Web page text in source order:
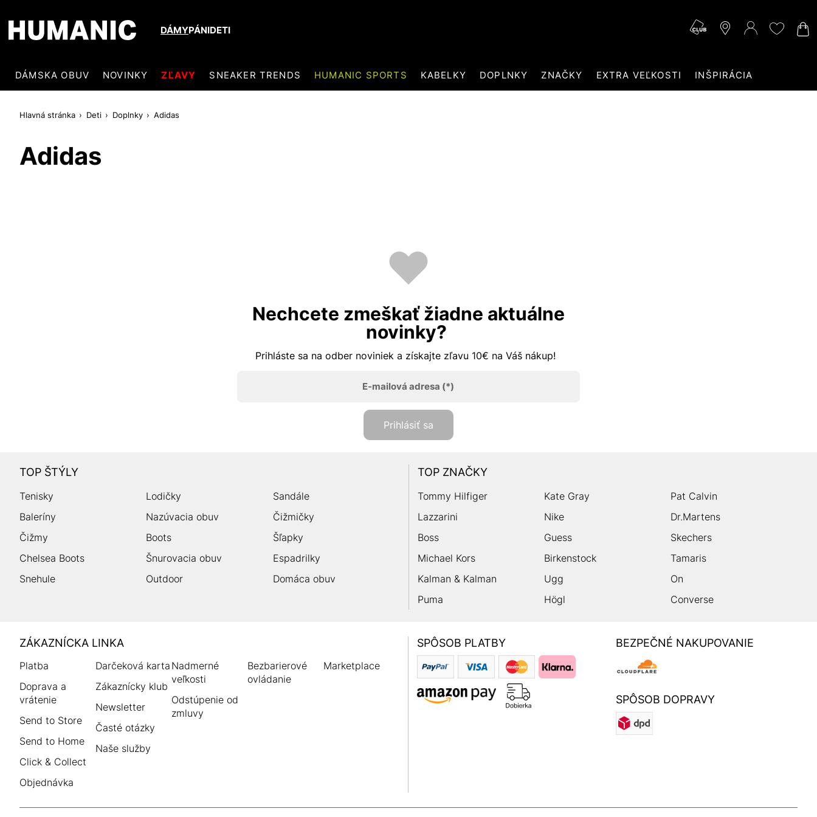
DÁMYPÁNIDETI
DÁMSKA OBUV NOVINKY ZĽAVY SNEAKER TRENDS HUMANIC SPORTS KABELKY DOPLNKY ZNAČKY EXTRA VEĽKOSTI INŠPIRÁCIA
Hlavná stránka Deti Doplnky Adidas
Adidas
Nechcete zmeškať žiadne aktuálne
novinky?
Prihláste sa na odber noviniek a získajte zľavu 10€ na Váš nákup!
E-mailová adresa (*)
Prihlásiť sa
TOP ŠTÝLY
Tenisky Lodičky
Sandále
Baleríny
Nazúvacia obuv
Čižmičky
Čižmy
Boots
Šľapky
Chelsea Boots
Šnurovacia obuv
Espadrilky
Snehule
Outdoor Domáca obuv
TOP ZNAČKY
Tommy Hilfiger Kate Gray
Pat Calvin
Lazzarini
Nike
Dr.Martens
Boss
Guess
Skechers
Michael Kors
Birkenstock
Tamaris
Kalman & Kalman
Ugg
On
Puma
Högl Converse
HUMANIC
Footer
ZÁKAZNÍCKA LINKA
Platba
Doprava a
vrátenie
Send to Store
Send to Home
Click & Collect
Objednávka
Darčeková karta
Zákaznícky klub
Newsletter
Časté otázky
Naše služby
Nadmerné
veľkosti
Odstúpenie od
zmluvy
Bezbarierové
ovládanie
Marketplace
SPÔSOB PLATBY BEZPEČNÉ NAKUPOVANIE
SPÔSOB DOPRAVY